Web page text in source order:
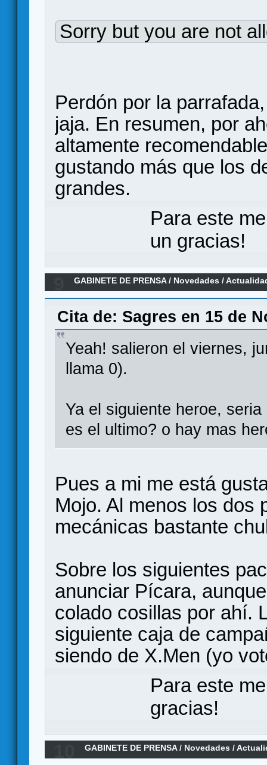
Sorry but you are not
Perdón por la
jaja. En resumen, por
altamente
gustando más que los
grandes.
Para este
un gracias!
GABINETE DE PRENSA/ Novedades /
Cita de: Sagres en 15 de
Yeah! salieron el viernes,
llama 0).
Ya el siguiente heroe,
es el ultimo? o hay mas
Pues a mi me está
Mojo. Al menos los dos
mecánicas bastante
Sobre los siguientes
anunciar Pícara,
colado cosillas por ahí.
siguiente caja de
siendo de X.Men (yo
Para este
gracias!
GABINETE DE PRENSA/ Novedades /